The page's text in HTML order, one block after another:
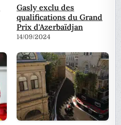
Gasly exclu des
qualifications du Grand
Prix d'Azerbaïdjan
14/09/2024